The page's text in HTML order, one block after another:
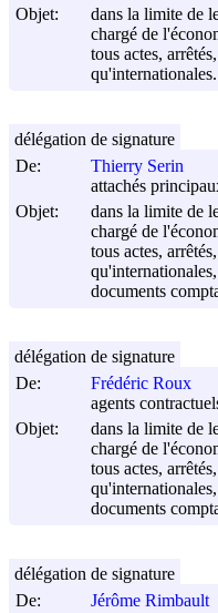
Objet:
dans la limite de
chargé de
tous actes,
De:
Thierry Serin
attachés
Objet:
dans la limite de
chargé de
tous actes,
documents
délégation de signature
De:
Frédéric Roux
agents
Objet:
dans la limite de
chargé de
tous actes,
documents
délégation de signature
De:
Jérôme Rimbault
délégation de signature